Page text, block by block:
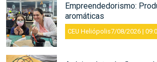
Empreendedorismo:
aromáticas
CEU Heliópolis7/08/2026 |